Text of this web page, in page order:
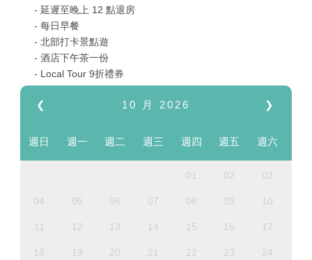
延遲至晚上 12 點退房
每日早餐
北部打卡景點遊
酒店下午茶一份
Local Tour 9折禮券
❮ ❯
10 月 2026
週日 週一 週二 週三 週四 週五 週六
01 02 03
04 05 06 07 08 09 10
11 12 13 14 15 16 17
18 19 20 21 22 23 24